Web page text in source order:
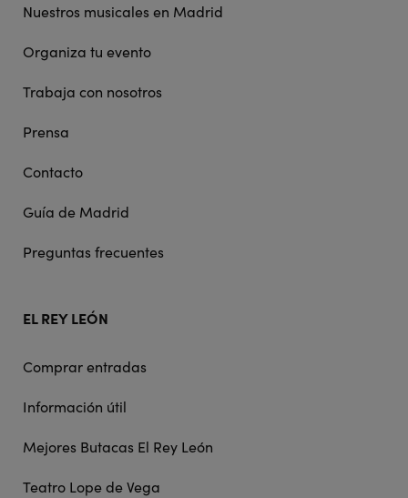
Nuestros musicales en Madrid
Organiza tu evento
Trabaja con nosotros
Prensa
Contacto
Guía de Madrid
Preguntas frecuentes
EL REY LEÓN
Comprar entradas
Información útil
Mejores Butacas El Rey León
Teatro Lope de Vega